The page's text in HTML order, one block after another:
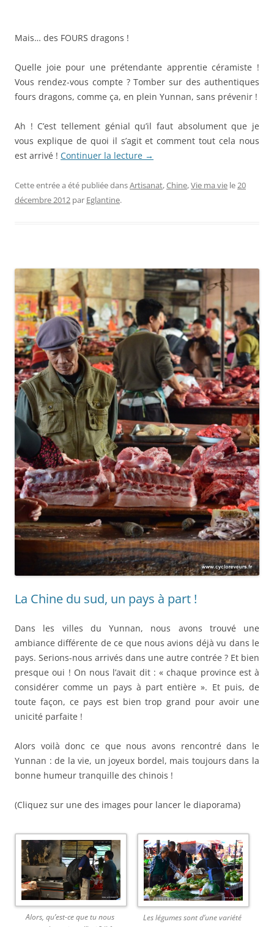
Mais… des FOURS dragons !
Quelle joie pour une prétendante apprentie céramiste !
Vous rendez-vous compte ? Tomber sur des authentiques
fours dragons, comme ça, en plein Yunnan, sans prévenir !
Ah ! C’est tellement génial qu’il faut absolument que je
vous explique de quoi il s’agit et comment tout cela nous
est arrivé ! Continuer la lecture →
Cette entrée a été publiée dansArtisanat,Chine,Vie ma vie le20
décembre 2012 par Eglantine.
La Chine du sud, un pays à part !
Dans les villes du Yunnan, nous avons trouvé une
ambiance différente de ce que nous avions déjà vu dans le
pays. Serions-nous arrivés dans une autre contrée ? Et bien
presque oui ! On nous l’avait dit : « chaque province est à
considérer comme un pays à part entière ». Et puis, de
toute façon, ce pays est bien trop grand pour avoir une
unicité parfaite !
Alors voilà donc ce que nous avons rencontré dans le
Yunnan : de la vie, un joyeux bordel, mais toujours dans la
bonne humeur tranquille des chinois !
(Cliquez sur une des images pour lancer le diaporama)
Alors, qu’est-ce que tu nous
Les légumes sont d’une variété